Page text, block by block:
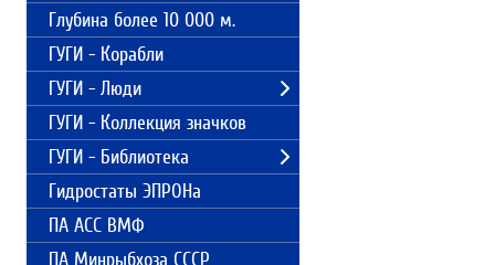
Глубина более 10 000 м.
ГУГИ - Корабли
ГУГИ - Люди
ГУГИ - Коллекция значков
ГУГИ - Библиотека
Гидростаты ЭПРОНа
ПА АСС ВМФ
ПА Минрыбхоза СССР